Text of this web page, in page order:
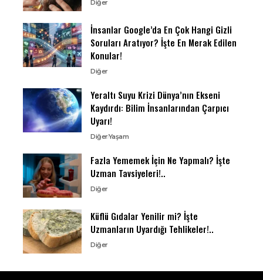
Diğer
İnsanlar Google’da En Çok Hangi Gizli
Soruları Aratıyor? İşte En Merak Edilen
Konular!
Diğer
Yeraltı Suyu Krizi Dünya’nın Ekseni
Kaydırdı: Bilim İnsanlarından Çarpıcı
Uyarı!
DiğerYaşam
Fazla Yememek İçin Ne Yapmalı? İşte
Uzman Tavsiyeleri!..
Diğer
Küflü Gıdalar Yenilir mi? İşte
Uzmanların Uyardığı Tehlikeler!..
Diğer